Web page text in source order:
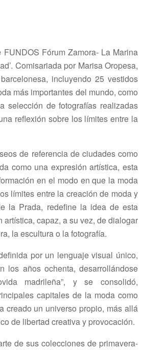
Fórum Zamora- La Marina
Comisariada por Marisa Oropesa,
incluyendo 25 vestidos
más importantes del mundo, como
selección de fotografías realizadas
reflexión sobre los límites entre la
de referencia de ciudades como
como una expresión artística, esta
en el modo en que la moda
límites entre la creación de moda y
la Prada, redefine la idea de esta
capaz, a su vez, de dialogar
la escultura o la fotografía.
por un lenguaje visual único,
los años ochenta, desarrollándose
madrileña”, y se consolidó,
capitales de la moda como
creado un universo propio, más allá
de libertad creativa y provocación.
de sus colecciones de primavera-